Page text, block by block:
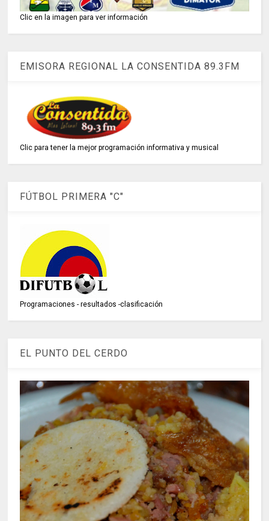
Clic en la imagen para ver información
EMISORA REGIONAL LA CONSENTIDA 89.3FM
Clic para tener la mejor programación informativa y musical
FÚTBOL PRIMERA "C"
Programaciones - resultados -clasificación
EL PUNTO DEL CERDO